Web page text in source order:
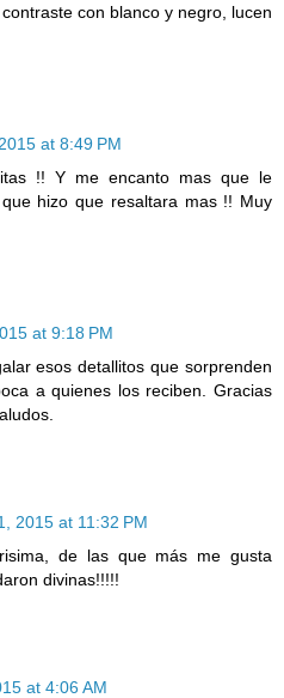
con blanco y negro, lucen
at 8:49 PM
!! Y me encanto mas que le
hizo que resaltara mas !! Muy
at 9:18 PM
esos detallitos que sorprenden
a quienes los reciben. Gracias
2015 at 11:32 PM
de las que más me gusta
divinas!!!!!
at 4:06 AM